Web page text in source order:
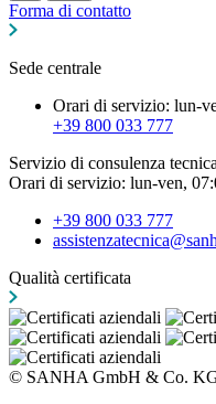
Forma di contatto
Sede centrale
Orari di servizio: lun-
+39 800 033 777
Servizio di consulenza tecnica
Orari di servizio: lun-ven,
+39 800 033 777
Qualità certificata
© SANHA GmbH & Co.